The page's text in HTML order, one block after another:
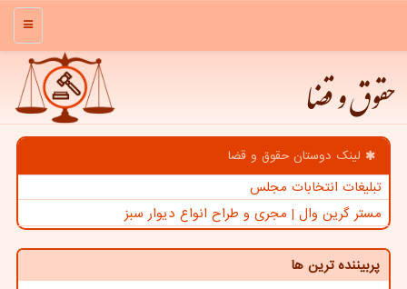
منو
حقوق و قضا
لینک دوستان حقوق و قضا
تبلیغات انتخابات مجلس
مستر گرین وال | مجری و طراح انواع دیوار سبز
پربیننده ترین ها